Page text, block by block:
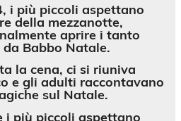
i più piccoli aspettano
della mezzanotte,
aprire i tanto
Babbo Natale.
la cena, ci si riuniva
e gli adulti raccontavano
sul Natale.
i più piccoli aspettano